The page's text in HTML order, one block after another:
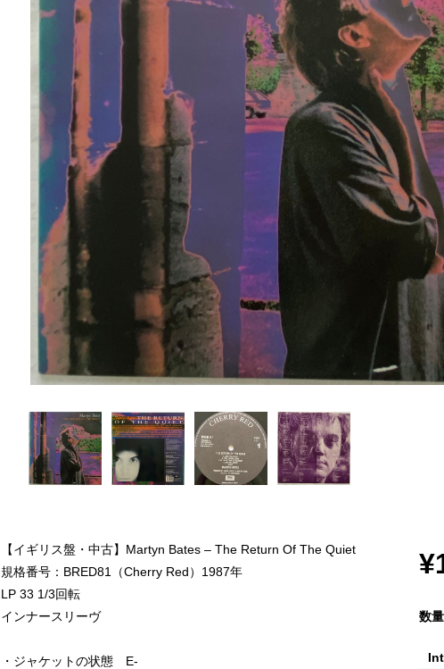
【イギリス盤・中古】Martyn Bates – The Return Of The Quiet
規格番号：BRED81（Cherry Red）1987年
LP 33 1/3回転
インナースリーヴ
・ジャケットの状態 E-
数量